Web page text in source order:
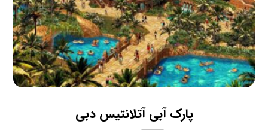
پارک آبی آتلانتیس دبی